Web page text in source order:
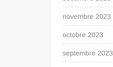
novembre 2023
octobre 2023
septembre 2023